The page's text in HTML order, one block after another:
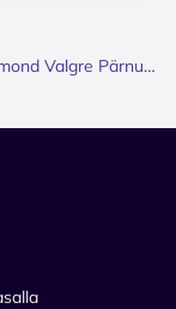
GIIDITUURID meistergiidiga: Raimond Valgre Pärnu - muusika ja armastuse radadel